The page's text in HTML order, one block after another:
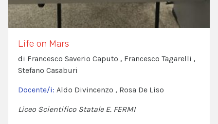
Life on Mars
di Francesco Saverio Caputo , Francesco Tagarelli ,
Stefano Casaburi
Docente/i: Aldo Divincenzo , Rosa De Liso
Liceo Scientifico Statale E. FERMI